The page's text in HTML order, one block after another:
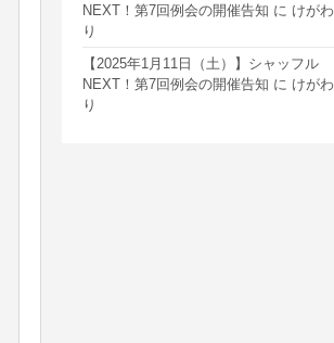
NEXT！第7回例会の開催告知 に けがわ
り
【2025年1月11日（土）】シャッフル
NEXT！第7回例会の開催告知 に けがわ
り